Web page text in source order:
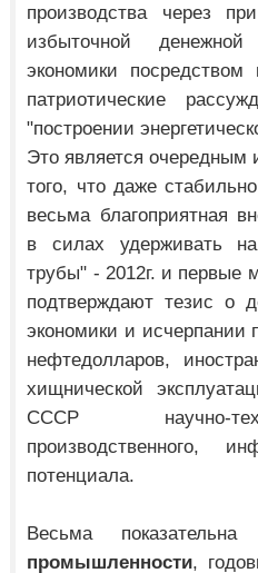
производства через
избыточной
экономики
патриотические
"построении
Это является очередным
того, что даже
весьма благоприятная
в силах удерживать
трубы" - 2012г. и первые
подтверждают тезис о
экономики и исчерпании
нефтедолларов,
хищнической
СССР научно-
производственного,
потенциала.
Весьма показательна
промышленности,